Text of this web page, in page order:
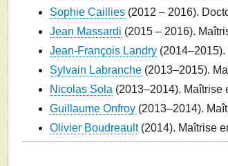
Sophie Caillies (2012 – 2016).
Jean Massardi (2015 – 2016).
Jean-François Landry (2014–2015).
Sylvain Labranche (2013–2015).
Nicolas Sola (2013–2014). Maîtrise
Guillaume Onfroy (2013–2014).
Olivier Boudreault(2014). Maîtrise